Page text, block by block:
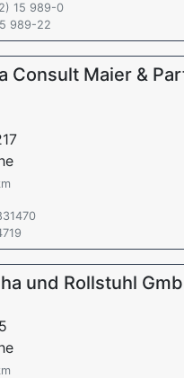
15 989-0
989-22
Consult Maier &
und Rollstuhl